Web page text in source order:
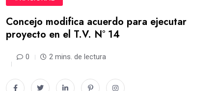
Concejo modifica acuerdo para ejecutar
proyecto en el T.V. N° 14
0 2 mins. de lectura